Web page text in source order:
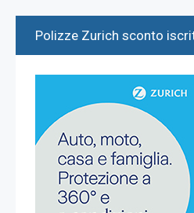
Polizze Zurich sconto